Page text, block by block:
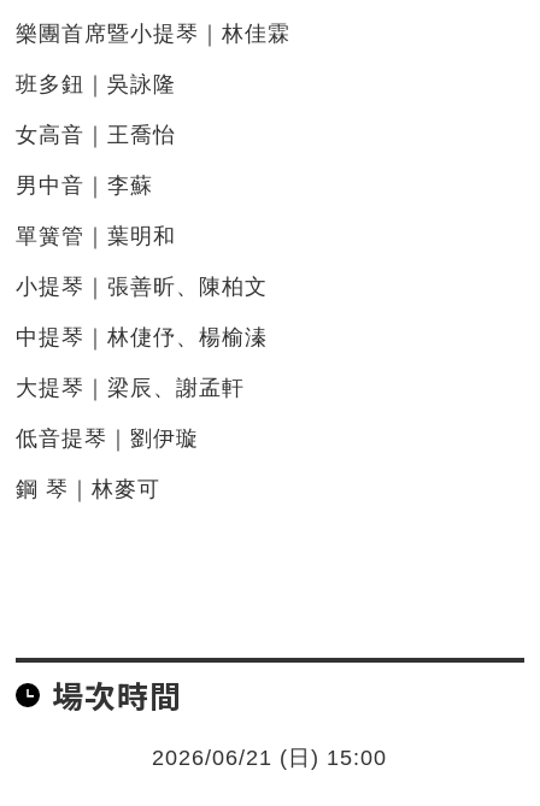
樂團首席暨小提琴｜林佳霖
班多鈕｜吳詠隆
女高音｜王喬怡
男中音｜李蘇
單簧管｜葉明和
小提琴｜張善昕、陳柏文
中提琴｜林倢伃、楊榆溱
大提琴｜梁辰、謝孟軒
低音提琴｜劉伊璇
鋼 琴｜林麥可
場次時間
2026/06/21 (日) 15:00